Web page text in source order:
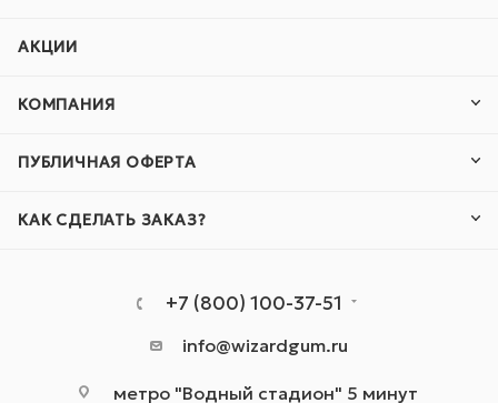
АКЦИИ
КОМПАНИЯ
ПУБЛИЧНАЯ ОФЕРТА
КАК СДЕЛАТЬ ЗАКАЗ?
+7 (800) 100-37-51
info@wizardgum.ru
метро "Водный стадион" 5 минут